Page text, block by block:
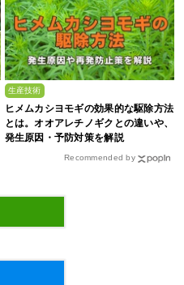
生産技術
ヒメムカシヨモギの効果的な駆除方法
とは。オオアレチノギクとの違いや、
発生原因・予防対策を解説
Recommended by